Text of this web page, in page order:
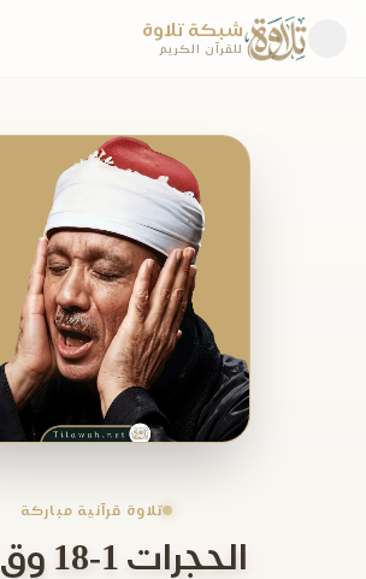
شبكة تلاوة
للقرآن الكريم
تلاوة قرآنية مباركة
الحجرات 1-18 وق 1-4